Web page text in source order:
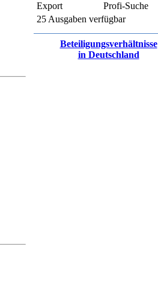
Export
Profi-Suche
25 Ausgaben verfügbar
Beteiligungsverhältnisse
in Deutschland